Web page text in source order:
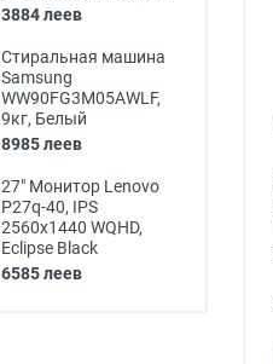
3884 леев
Стиральная машина
Samsung
WW90FG3M05AWLF,
9кг, Белый
8985 леев
27" Монитор Lenovo
P27q-40, IPS
2560x1440 WQHD,
Eclipse Black
6585 леев